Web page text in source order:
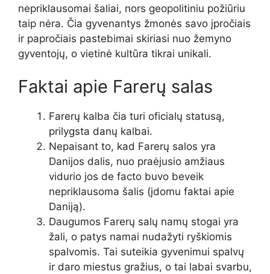
nepriklausomai šaliai, nors geopolitiniu požiūriu
taip nėra. Čia gyvenantys žmonės savo įpročiais
ir papročiais pastebimai skiriasi nuo žemyno
gyventojų, o vietinė kultūra tikrai unikali.
Faktai apie Farerų salas
Farerų kalba čia turi oficialų statusą,
prilygsta danų kalbai.
Nepaisant to, kad Farerų salos yra
Danijos dalis, nuo praėjusio amžiaus
vidurio jos de facto buvo beveik
nepriklausoma šalis (įdomu faktai apie
Daniją).
Daugumos Farerų salų namų stogai yra
žali, o patys namai nudažyti ryškiomis
spalvomis. Tai suteikia gyvenimui spalvų
ir daro miestus gražius, o tai labai svarbu,